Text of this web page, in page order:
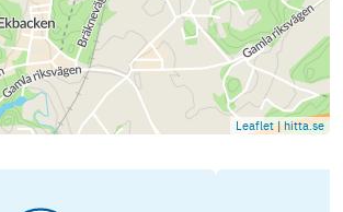
Leaflet | hitta.se